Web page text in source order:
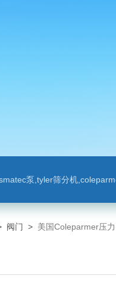
泵,tyler筛分机,coleparmer,注射
阀门 > 美国Coleparmer压